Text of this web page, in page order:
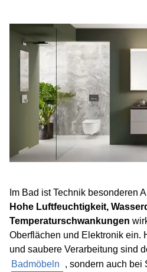
Im Bad ist Technik besonderen
Hohe Luftfeuchtigkeit,
Temperaturschwankungen
Oberflächen und Elektronik ein.
und saubere Verarbeitung sind
Badmöbeln
, sondern auch bei